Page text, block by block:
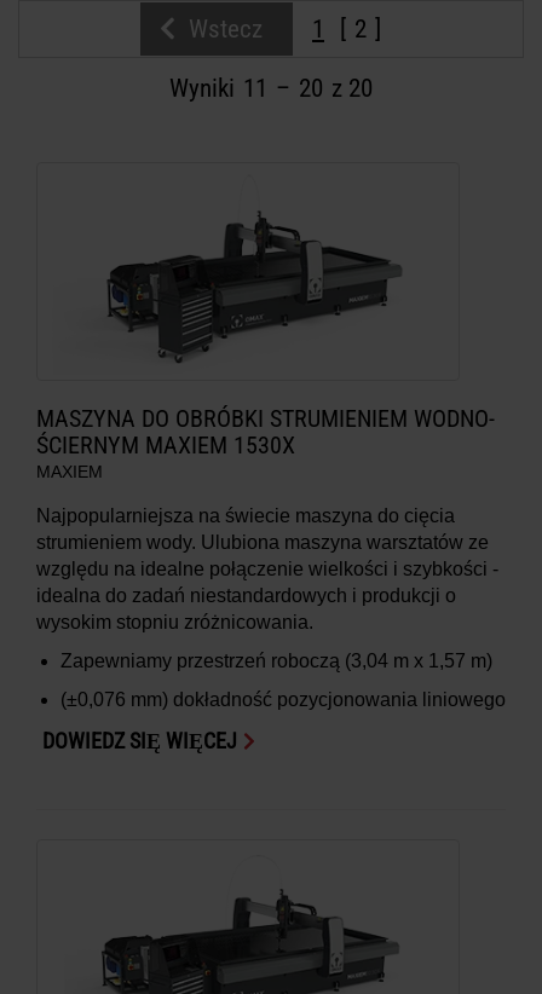
DOWIEDZ SIĘ WIĘCEJ O
MASZYNACH DO CIĘCIA WODĄ
Wstecz 1 2
Wyniki 11 – 20 z 20
MASZYNA DO OBRÓBKI STRUMIENIEM WODNO-
ŚCIERNYM MAXIEM 1530X
MAXIEM
Najpopularniejsza na świecie maszyna do cięcia
strumieniem wody. Ulubiona maszyna warsztatów ze
względu na idealne połączenie wielkości i szybkości -
idealna do zadań niestandardowych i produkcji o
wysokim stopniu zróżnicowania.
Zapewniamy przestrzeń roboczą (3,04 m x 1,57 m)
(±0,076 mm) dokładność pozycjonowania liniowego
DOWIEDZ SIĘ WIĘCEJ